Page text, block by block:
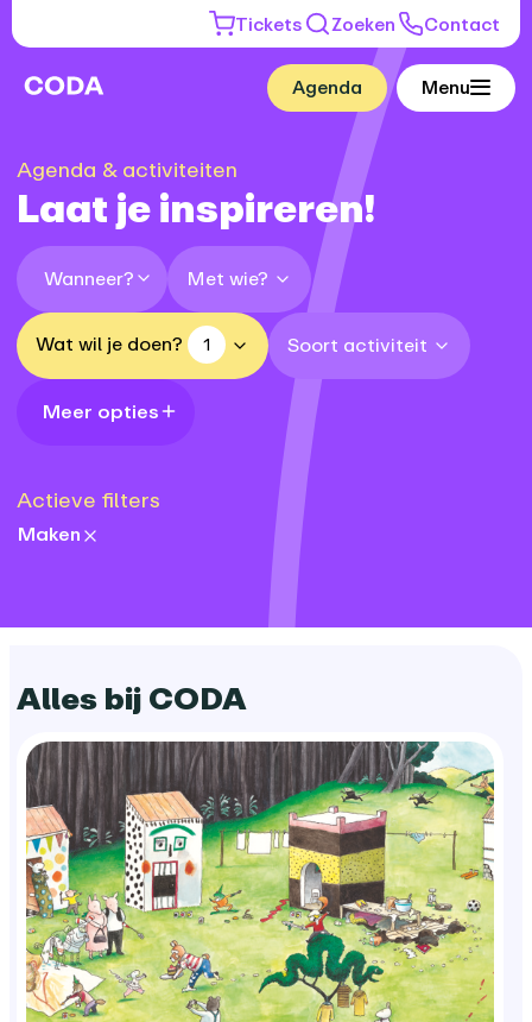
Tickets Zoeken Contact
Agenda Menu
Agenda & activiteiten
Laat je inspireren!
Wanneer? Met wie?
Wat wil je doen? 1 Soort activiteit
Meer opties
Actieve filters
categories:
Maken
Alles bij CODA